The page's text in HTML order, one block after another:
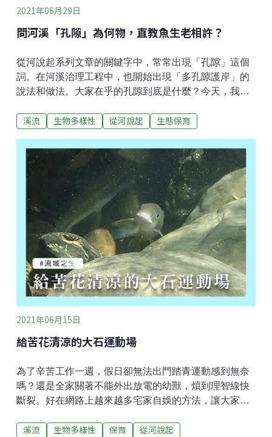
2021年06月29日
問河溪「孔隙」為何物，直教魚生老相許？
從河說起系列文章的關鍵字中，常常出現「孔隙」這個
詞。在河溪治理工程中，也開始出現「多孔隙護岸」的
說法和做法。大家在乎的孔隙到底是什麼？今天，我們
的孔隙。 孔隙其實不一定是（而且很少是）一個具體的
界的大小縫，就是最普遍的孔隙。岩壁在軟弱的節理處
被水逐漸侵蝕，形成凹槽或不平整的表面；或人工護岸
基腳被掏刷，這掏刷面不易被塞滿，都能成為水生動物
利用的掩體。 石塊的凹處也是褐塘鱧適合埋伏的場所。
那麼多大才算？多小就不適合？這還真的是自然界最關
鍵的「相對論」：對體高不到0.5cm的小毛蟹來說，2cm
可能就大到沒有遮蔽；而對25cm的大石賓來說，2cm的
縫不會吸引他。引用釣魚人常說的：『大孔大魚、小孔
小魚、嘸孔就嘸魚。』重點還是要看你針對什麼樣的生
物，而牠們又要在那樣的環境做什麼？
溪流 生物多樣性 從河說起 生態保育
2021年06月15日
給苦花清涼的大石運動場
為了辛苦工作一週，假日卻無法出門踏青運動感到無奈
嗎？還是全家關著不能外出放電的幼獸，煩到理智線快
斷裂。好在網路上越來越多宅家自娛的方法，讓大家在
的苦花，也來現身示範一下什麼叫做苦中作樂！一尾
溪流 生物多樣性 保育 從河說起